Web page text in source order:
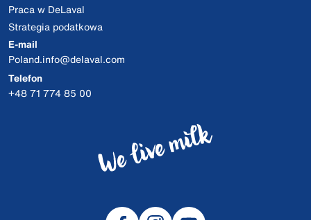
Praca w DeLaval
Strategia podatkowa
E-mail
Poland.info@delaval.com
Telefon
+48 71 774 85 00